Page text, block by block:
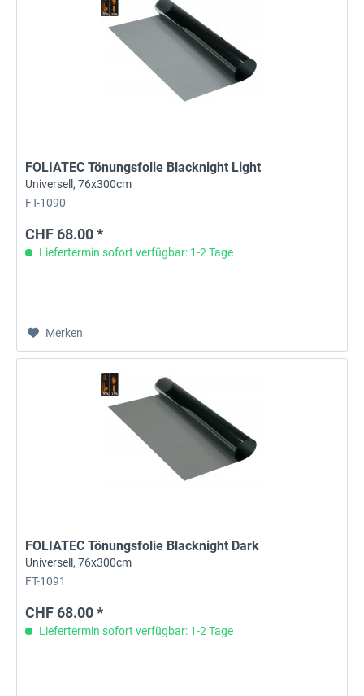
FOLIATEC Tönungsfolie Blacknight Light
Universell, 76x300cm
FT-1090
CHF 68.00 *
Liefertermin sofort verfügbar: 1-2 Tage
Merken
FOLIATEC Tönungsfolie Blacknight Dark
Universell, 76x300cm
FT-1091
CHF 68.00 *
Liefertermin sofort verfügbar: 1-2 Tage